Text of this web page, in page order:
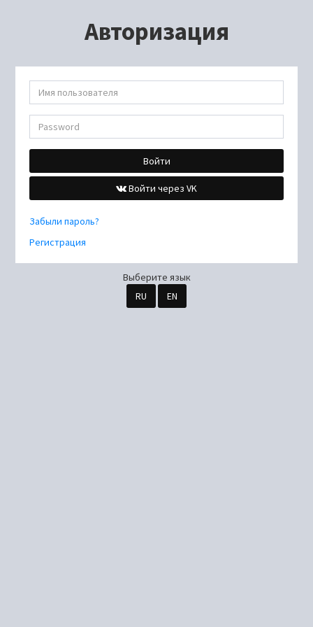
Авторизация
Войти
Войти через VK
Забыли пароль?
Регистрация
Выберите язык